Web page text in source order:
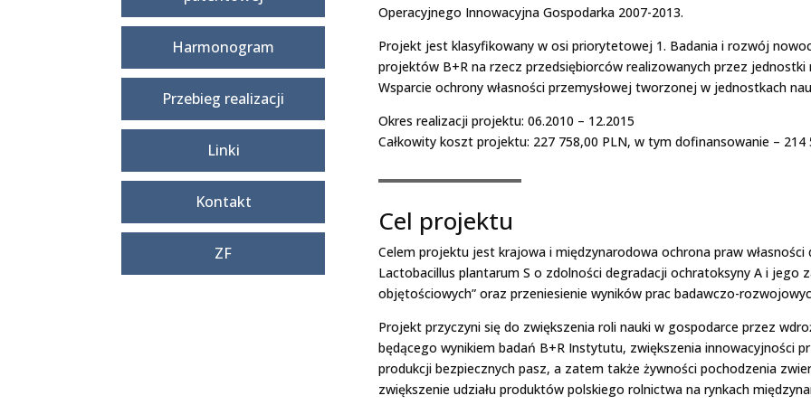
Harmonogram
Przebieg realizacji
Linki
Kontakt
ZF
Operacyjnego Innowacyjna Gospodarka 2007-2013.
Projekt jest klasyfikowany w osi priorytetowej 1. Badania i rozwój
projektów B+R na rzecz przedsiębiorców realizowanych przez jednostki
Wsparcie ochrony własności przemysłowej tworzonej w jednostkach
Okres realizacji projektu: 06.2010 – 12.2015
Całkowity koszt projektu: 227 758,00 PLN, w tym dofinansowanie – 214
Cel projektu
Celem projektu jest krajowa i międzynarodowa ochrona praw
Lactobacillus plantarum S o zdolności degradacji ochratoksyny A i jego
objętościowych” oraz przeniesienie wyników prac badawczo-
Projekt przyczyni się do zwiększenia roli nauki w gospodarce przez
będącego wynikiem badań B+R Instytutu, zwiększenia innowacyjności
produkcji bezpiecznych pasz, a zatem także żywności pochodzenia
zwiększenie udziału produktów polskiego rolnictwa na rynkach